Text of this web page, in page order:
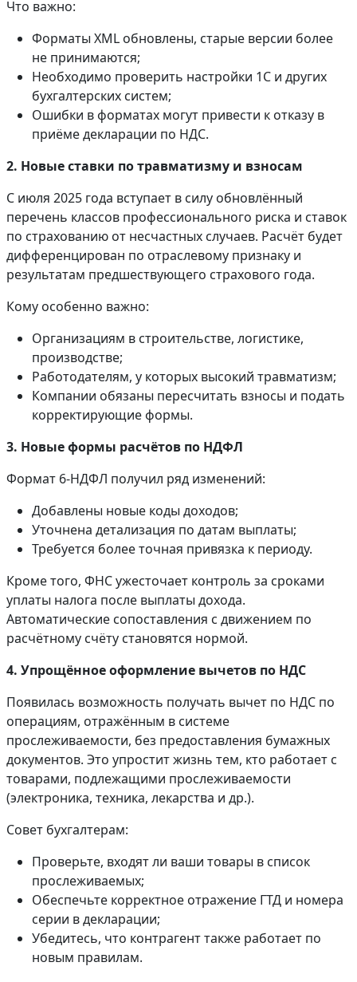
Что важно:
Форматы XML обновлены, старые версии более
не принимаются;
Необходимо проверить настройки 1С и других
бухгалтерских систем;
Ошибки в форматах могут привести к отказу в
приёме декларации по НДС.
2. Новые ставки по травматизму и взносам
С июля 2025 года вступает в силу обновлённый
перечень классов профессионального риска и ставок
по страхованию от несчастных случаев. Расчёт будет
дифференцирован по отраслевому признаку и
результатам предшествующего страхового года.
Кому особенно важно:
Организациям в строительстве, логистике,
производстве;
Работодателям, у которых высокий травматизм;
Компании обязаны пересчитать взносы и подать
корректирующие формы.
3. Новые формы расчётов по НДФЛ
Формат 6-НДФЛ получил ряд изменений:
Добавлены новые коды доходов;
Уточнена детализация по датам выплаты;
Требуется более точная привязка к периоду.
Кроме того, ФНС ужесточает контроль за сроками
уплаты налога после выплаты дохода.
Автоматические сопоставления с движением по
расчётному счёту становятся нормой.
4. Упрощённое оформление вычетов по НДС
Появилась возможность получать вычет по НДС по
операциям, отражённым в системе
прослеживаемости, без предоставления бумажных
документов. Это упростит жизнь тем, кто работает с
товарами, подлежащими прослеживаемости
(электроника, техника, лекарства и др.).
Совет бухгалтерам:
Проверьте, входят ли ваши товары в список
прослеживаемых;
Обеспечьте корректное отражение ГТД и номера
серии в декларации;
Убедитесь, что контрагент также работает по
новым правилам.